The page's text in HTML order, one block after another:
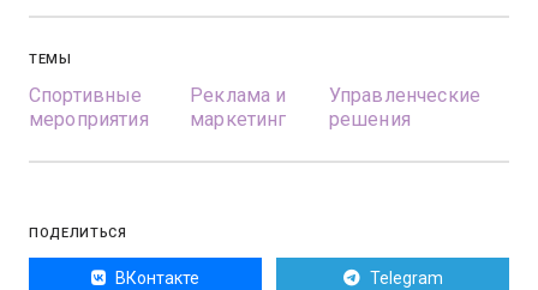
ТЕМЫ
Спортивные
мероприятия
Реклама и
маркетинг
Управленческие
решения
ПОДЕЛИТЬСЯ
ВКонтакте Telegram